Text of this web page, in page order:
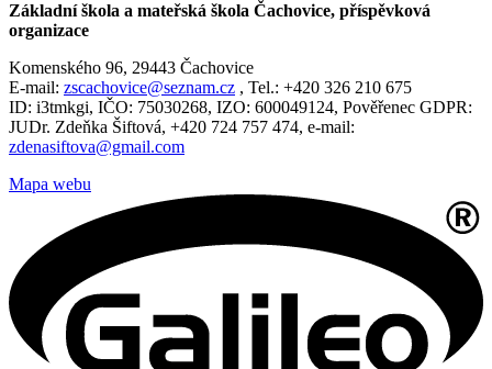
Základní škola a mateřská škola Čachovice, příspěvková
organizace
Komenského 96, 29443 Čachovice
E-mail: zscachovice@seznam.cz , Tel.: +420 326 210 675
ID: i3tmkgi, IČO: 75030268, IZO: 600049124, Pověřenec GDPR:
JUDr. Zdeňka Šiftová, +420 724 757 474, e-mail:
zdenasiftova@gmail.com
Mapa webu